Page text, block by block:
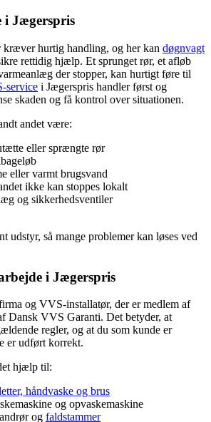
i Jægerspris
hurtig handling, og her kan døgnvagt
rettidig hjælp. Et sprunget rør, et afløb
der stopper, kan hurtigt føre til
service i Jægerspris handler først og
skaden og få kontrol over situationen.
andet være:
eller sprængte rør
eller varmt brugsvand
ikke kan stoppes lokalt
og sikkerhedsventiler
udstyr, så mange problemer kan løses ved
i Jægerspris
og VVS-installatør, der er medlem af
Dansk VVS Garanti. Det betyder, at
regler, og at du som kunde er
er udført korrekt.
hjælp til:
håndvaske og brus
og opvaskemaskine
og faldstammer